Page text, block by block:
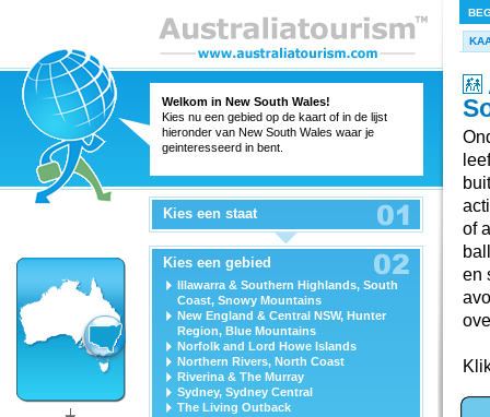
Welkom in New South Wales!
Kies nu een gebied op de kaart of in de lijst
hieronder van New South Wales waar je
geinteresseerd in bent.
Kies een staat
Kies een gebied
Illawarra & Southern Highlands, South
Coast, Snowy Mountains
New England & Central NSW, Hunter
Region, Blue Mountains
Norfolk and Lord Howe Islands
Northern Rivers, North Coast
Riverina & The Murray
Sydney, Sydney Central
The Living Outback
of
en